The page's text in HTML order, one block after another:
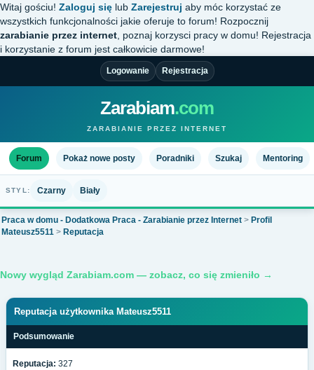
Witaj gościu! Zaloguj się lub Zarejestruj aby móc korzystać ze
wszystkich funkcjonalności jakie oferuje to forum! Rozpocznij
zarabianie przez internet , poznaj korzysci pracy w domu! Rejestracja
i korzystanie z forum jest całkowicie darmowe!
Logowanie Rejestracja
Zarabiam.com
ZARABIANIE PRZEZ INTERNET
Forum Pokaż nowe posty Poradniki Szukaj Mentoring
STYL: Czarny Biały
Praca w domu - Dodatkowa Praca - Zarabianie przez Internet > Profil
Mateusz5511 > Reputacja
Nowy wygląd Zarabiam.com — zobacz, co się zmieniło →
Reputacja użytkownika Mateusz5511
Podsumowanie
Reputacja: 327